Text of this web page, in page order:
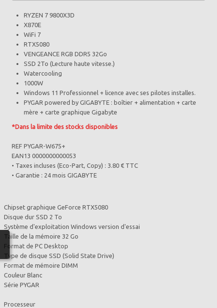
RYZEN 7 9800X3D
X870E
WiFi 7
RTX5080
VENGEANCE RGB DDR5 32Go
SSD 2To (Lecture haute vitesse.)
Watercooling
1000W
Windows 11 Professionnel + licence avec ses pilotes installes.
PYGAR powered by GIGABYTE : boîtier + alimentation + carte
mère + carte graphique Gigabyte
*Dans la limite des stocks disponibles
REF PYGAR-W675+
EAN13 0000000000053
• Taxes incluses (Eco-Part, Copy) : 3.80 € TTC
• Garantie : 24 mois GIGABYTE
Chipset graphique GeForce RTX5080
Disque dur SSD 2 To
Système d'exploitation Windows version d'essai
Taille de la mémoire 32 Go
Format de PC Desktop
Type de disque SSD (Solid State Drive)
Format de mémoire DIMM
Couleur Blanc
Série PYGAR
Processeur